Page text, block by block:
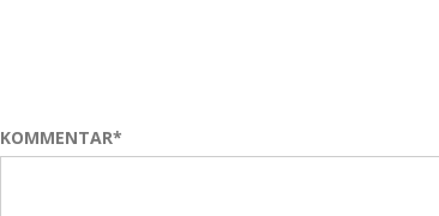
KOMMENTAR*